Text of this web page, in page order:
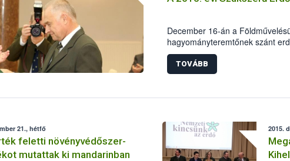
December 16-án a
hagyományteremtőnek szánt
keretében került sor a
TOVÁBB
21., hétfő
feletti növényvédőszer-
maradékot mutattak ki mandarinban
2015.